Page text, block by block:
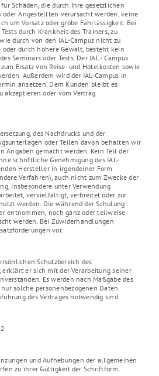
Schäden, die durch Ihre gesetzlichen
Angestellten verursacht werden, keine
um Vorsatz oder grobe Fahrlässigkeit. Bei
durch Krankheit des Trainers, zu
durch von den IAL-Campus nicht zu
durch höhere Gewalt, besteht kein
Seminars oder Tests. Der IAL - Campus
Ersatz von Reise- und Hotelkosten sowie
Außerdem wird der IAL-Campus in
ansetzen. Dem Kunden bleibt es
akzeptieren oder vom Vertrag
des Nachdrucks und der
oder Teilen davon behalten wir
Angaben gemacht werden. Kein Teil der
schriftliche Genehmigung des IAL-
Hersteller in irgendeiner Form
Verfahren), auch nicht zum Zwecke der
insbesondere unter Verwendung
vervielfältigt, verbreitet oder zur
werden. Die während der Schulung
entnommen, noch ganz oder teilweise
werden. Bei Zuwiderhandlungen
vor.
Schutzbereich des
erklärt er sich mit der Verarbeitung seiner
Es werden nach Maßgabe des
solche personenbezogenen Daten
des Vertrages notwendig sind.
und Aufhebungen der allgemeinen
zu ihrer Gültigkeit der Schriftform.